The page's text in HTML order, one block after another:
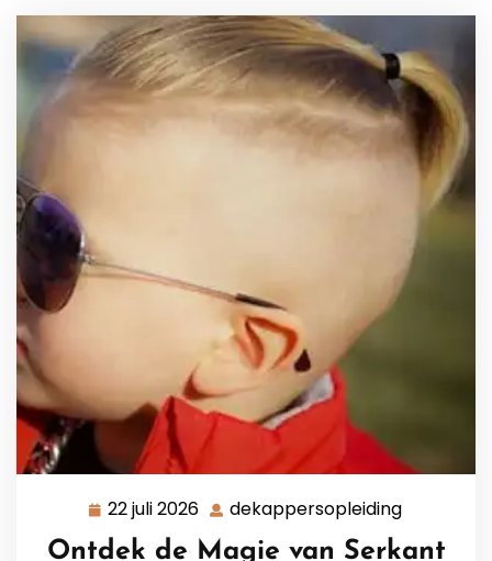
22 juli 2026 22
juli
dekappersopleiding
Ontdek de Magie van Serkant